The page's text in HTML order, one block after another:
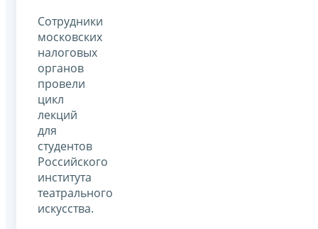
Сотрудники
московских
налоговых
органов
провели
цикл
лекций
для
студентов
Российского
института
театрального
искусства.